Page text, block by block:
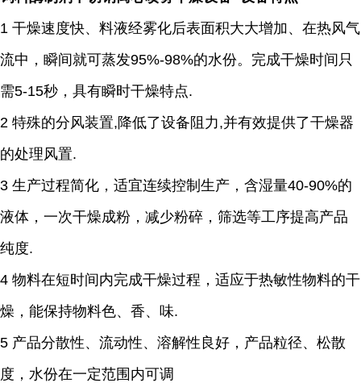
1 干燥速度快、料液经雾化后表面积大大增加、在热风气
流中，瞬间就可蒸发95%-98%的水份。完成干燥时间只
需5-15秒，具有瞬时干燥特点.
2 特殊的分风装置,降低了设备阻力,并有效提供了干燥器
的处理风置.
3 生产过程简化，适宜连续控制生产，含湿量40-90%的
液体，一次干燥成粉，减少粉碎，筛选等工序提高产品
纯度.
4 物料在短时间内完成干燥过程，适应于热敏性物料的干
燥，能保持物料色、香、味.
5 产品分散性、流动性、溶解性良好，产品粒径、松散
度，水份在一定范围内可调